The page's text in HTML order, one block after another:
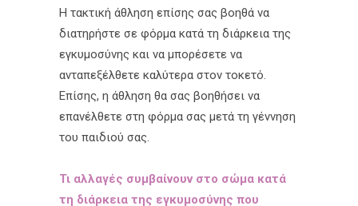
Η τακτική άθληση επίσης σας βοηθά να
διατηρήστε σε φόρμα κατά τη διάρκεια της
εγκυμοσύνης και να μπορέσετε να
ανταπεξέλθετε καλύτερα στον τοκετό.
Επίσης, η άθληση θα σας βοηθήσει να
επανέλθετε στη φόρμα σας μετά τη γέννηση
του παιδιού σας.
Τι αλλαγές συμβαίνουν στο σώμα κατά
τη διάρκεια της εγκυμοσύνης που